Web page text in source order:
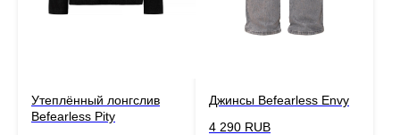
Утеплённый лонгслив
Befearless Pity
Джинсы Befearless Envy
4 290 RUB